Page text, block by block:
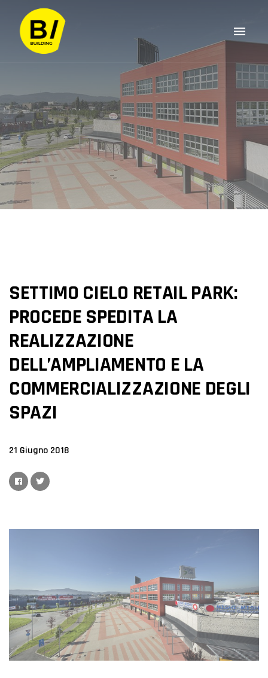
SETTIMO CIELO RETAIL PARK:
PROCEDE SPEDITA LA
REALIZZAZIONE
DELL’AMPLIAMENTO E LA
COMMERCIALIZZAZIONE DEGLI
SPAZI
21 Giugno 2018